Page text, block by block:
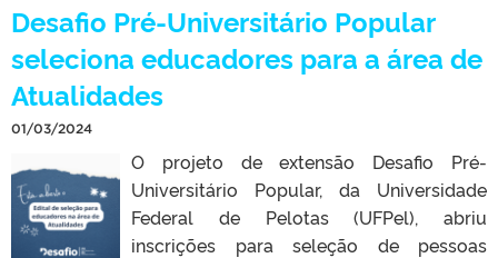
Desafio Pré-Universitário Popular
seleciona educadores para a área de
Atualidades
01/03/2024
O projeto de extensão Desafio Pré-
Universitário Popular, da Universidade
Federal de Pelotas (UFPel), abriu
inscrições para seleção de pessoas